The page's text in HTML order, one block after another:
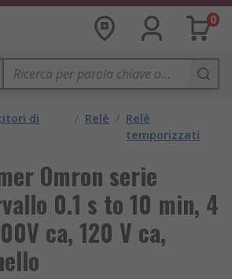
0
di
/ Relè / Relè
temporizzati
Omron serie
0.1 s to 10 min, 4
ca, 120 V ca,